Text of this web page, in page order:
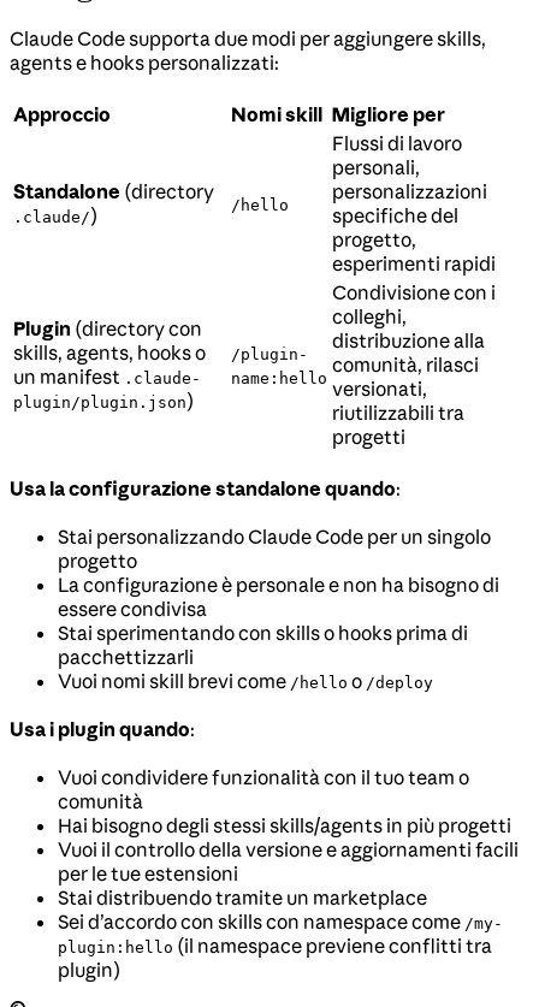
Claude Code supporta due modi per aggiungere skills,
agents e hooks personalizzati:
Approccio Nomi skill Migliore per
Standalone (directory
.claude/) /hello
Flussi di lavoro
personali,
personalizzazioni
specifiche del
progetto,
esperimenti rapidi
Plugin (directory con
skills, agents, hooks o
un manifest .claude-
plugin/plugin.json)
/plugin-
name:hello
Condivisione con i
colleghi,
distribuzione alla
comunità, rilasci
versionati,
riutilizzabili tra
progetti
Usa la configurazione standalone quando:
Stai personalizzando Claude Code per un singolo
progetto
La configurazione è personale e non ha bisogno di
essere condivisa
Stai sperimentando con skills o hooks prima di
pacchettizzarli
Vuoi nomi skill brevi come /hello o /deploy
Usa i plugin quando:
Vuoi condividere funzionalità con il tuo team o
comunità
Hai bisogno degli stessi skills/agents in più progetti
Vuoi il controllo della versione e aggiornamenti facili
per le tue estensioni
Stai distribuendo tramite un marketplace
Sei d’accordo con skills con namespace come /my-
plugin:hello (il namespace previene conflitti tra
plugin)